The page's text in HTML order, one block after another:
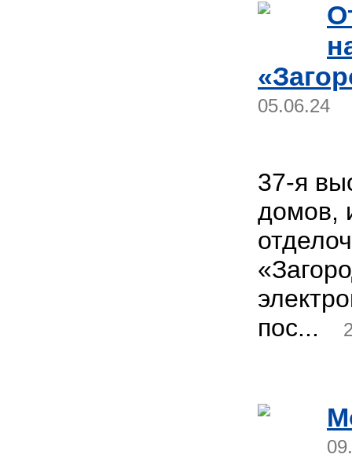
05.06.24
37-я
домов,
пос...